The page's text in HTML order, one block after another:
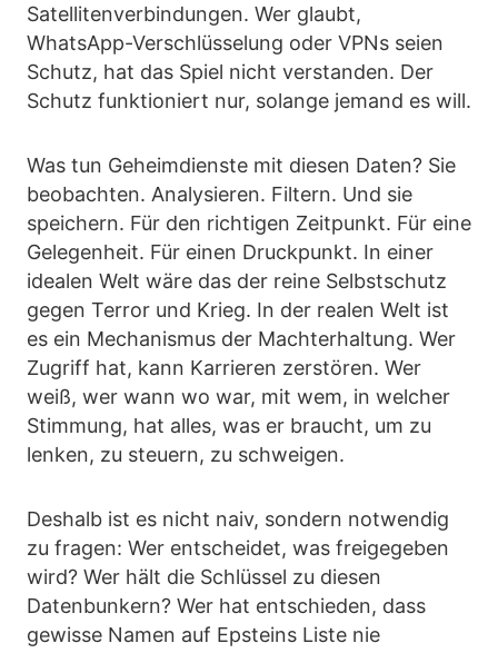
Satellitenverbindungen. Wer glaubt,
WhatsApp-Verschlüsselung oder VPNs seien
Schutz, hat das Spiel nicht verstanden. Der
Schutz funktioniert nur, solange jemand es will.
Was tun Geheimdienste mit diesen Daten? Sie
beobachten. Analysieren. Filtern. Und sie
speichern. Für den richtigen Zeitpunkt. Für eine
Gelegenheit. Für einen Druckpunkt. In einer
idealen Welt wäre das der reine Selbstschutz
gegen Terror und Krieg. In der realen Welt ist
es ein Mechanismus der Machterhaltung. Wer
Zugriff hat, kann Karrieren zerstören. Wer
weiß, wer wann wo war, mit wem, in welcher
Stimmung, hat alles, was er braucht, um zu
lenken, zu steuern, zu schweigen.
Deshalb ist es nicht naiv, sondern notwendig
zu fragen: Wer entscheidet, was freigegeben
wird? Wer hält die Schlüssel zu diesen
Datenbunkern? Wer hat entschieden, dass
gewisse Namen auf Epsteins Liste nie